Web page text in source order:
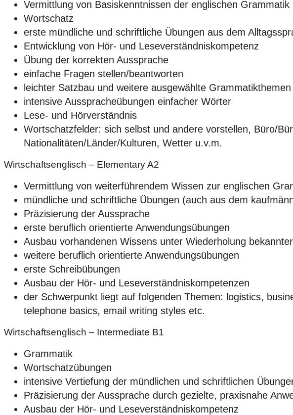
Vermittlung von Basiskenntnissen der englischen Grammatik
Wortschatz
erste mündliche und schriftliche Übungen aus dem
Entwicklung von Hör- und Leseverständniskompetenz
Übung der korrekten Aussprache
einfache Fragen stellen/beantworten
leichter Satzbau und weitere ausgewählte
intensive Ausspracheübungen einfacher Wörter
Lese- und Hörverständnis
Wortschatzfelder: sich selbst und andere vorstellen, Büro/
Nationalitäten/Länder/Kulturen, Wetter u.v.m.
Wirtschaftsenglisch – Elementary A2
Vermittlung von weiterführendem Wissen zur englischen
mündliche und schriftliche Übungen (auch aus dem
Präzisierung der Aussprache
erste beruflich orientierte Anwendungsübungen
Ausbau vorhandenen Wissens unter Wiederholung
weitere beruflich orientierte Anwendungsübungen
erste Schreibübungen
Ausbau der Hör- und Leseverständniskompetenzen
der Schwerpunkt liegt auf folgenden Themen: logistics,
telephone basics, email writing styles etc.
Wirtschaftsenglisch – Intermediate B1
Grammatik
Wortschatzübungen
intensive Vertiefung der mündlichen und schriftlichen
Präzisierung der Aussprache durch gezielte, praxisnahe
Ausbau der Hör- und Leseverständniskompetenz